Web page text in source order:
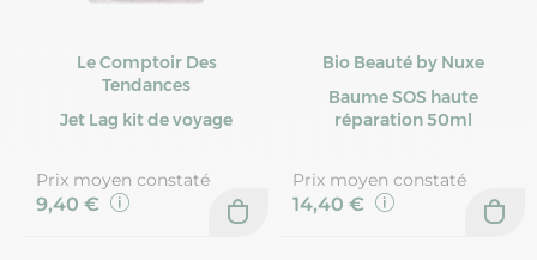
Le Comptoir Des
Tendances
Jet Lag kit de voyage
Prix moyen constaté
9,40 €
Bio Beauté by Nuxe
Baume SOS haute
réparation 50ml
Prix moyen constaté
14,40 €